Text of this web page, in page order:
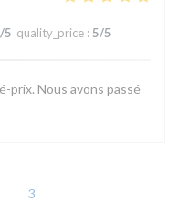
/5 quality_price : 5/5
prix. Nous avons passé
3